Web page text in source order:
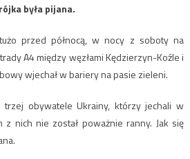
była pijana.
przed północą, w nocy z soboty na
A4 między węzłami Kędzierzyn-Koźle i
wjechał w bariery na pasie zieleni.
trzej obywatele Ukrainy, którzy jechali w
z nich nie został poważnie ranny. Jak się